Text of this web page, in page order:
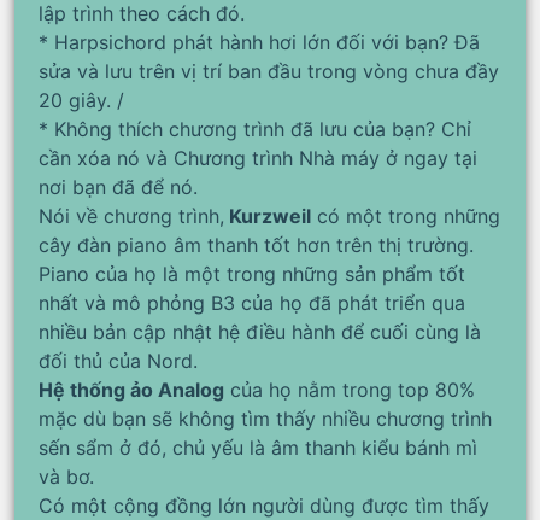
lập trình theo cách đó.
* Harpsichord phát hành hơi lớn đối với bạn? Đã
sửa và lưu trên vị trí ban đầu trong vòng chưa đầy
20 giây. /
* Không thích chương trình đã lưu của bạn? Chỉ
cần xóa nó và Chương trình Nhà máy ở ngay tại
nơi bạn đã để nó.
Nói về chương trình, Kurzweil có một trong những
cây đàn piano âm thanh tốt hơn trên thị trường.
Piano của họ là một trong những sản phẩm tốt
nhất và mô phỏng B3 của họ đã phát triển qua
nhiều bản cập nhật hệ điều hành để cuối cùng là
đối thủ của Nord.
Hệ thống ảo Analog của họ nằm trong top 80%
mặc dù bạn sẽ không tìm thấy nhiều chương trình
sến sẩm ở đó, chủ yếu là âm thanh kiểu bánh mì
và bơ.
Có một cộng đồng lớn người dùng được tìm thấy